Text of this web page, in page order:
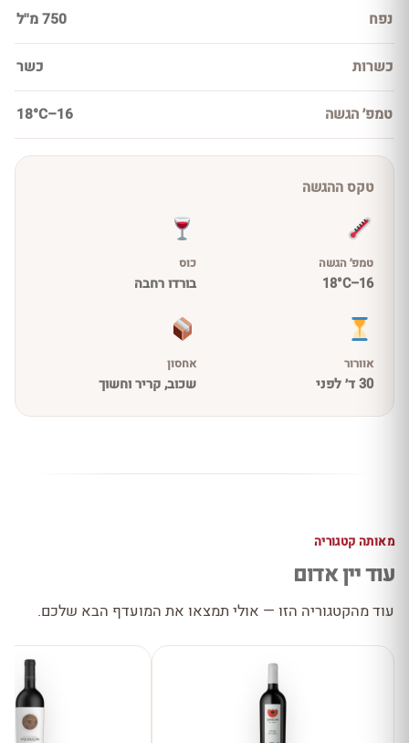
נפח 750 מ''ל
כשרות כשר
טמפ׳ הגשה 16–18°C
טקס ההגשה
טמפ׳ הגשה
16–18°C
כוס
בורדו רחבה
אוורור
30 ד׳ לפני
אחסון
שכוב, קריר וחשוך
מאותה קטגוריה
עוד יין אדום
עוד מהקטגוריה הזו — אולי תמצאו את המועדף הבא שלכם.